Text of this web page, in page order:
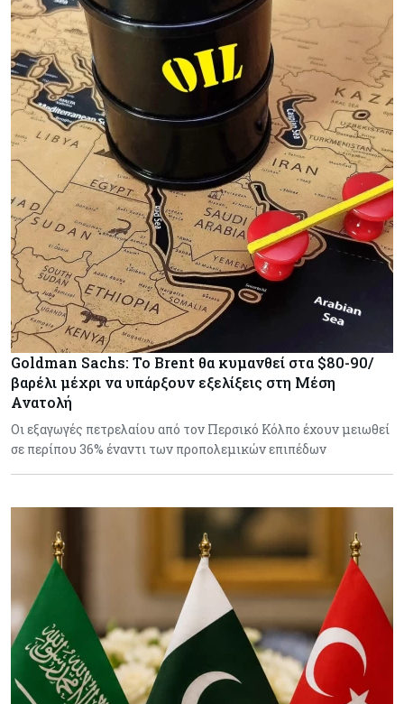
Goldman Sachs: Το Brent θα κυμανθεί στα $80-90/
βαρέλι μέχρι να υπάρξουν εξελίξεις στη Μέση
Ανατολή
Οι εξαγωγές πετρελαίου από τον Περσικό Κόλπο έχουν μειωθεί
σε περίπου 36% έναντι των προπολεμικών επιπέδων